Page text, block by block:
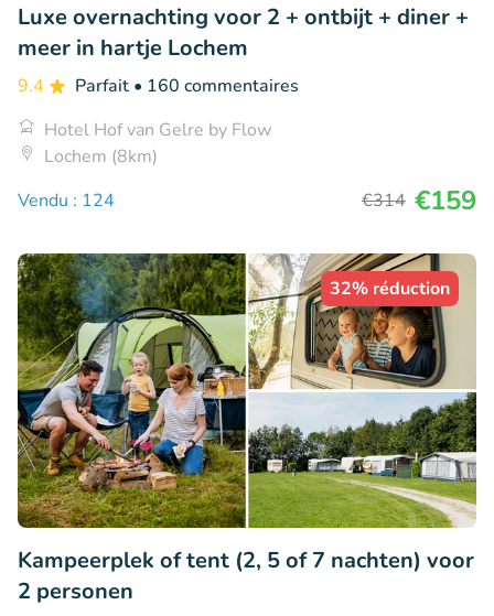
Luxe overnachting voor 2 + ontbijt + diner +
meer in hartje Lochem
9.4 Parfait • 160 commentaires
Hotel Hof van Gelre by Flow
Lochem (8km)
Vendu : 124
€314 €159
32% réduction
Kampeerplek of tent (2, 5 of 7 nachten) voor
2 personen